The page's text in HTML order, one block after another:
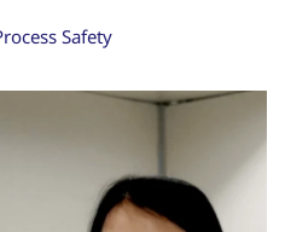
Safety